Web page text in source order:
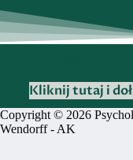
Kliknij tutaj i
Copyright © 2026
Wendorff - AK